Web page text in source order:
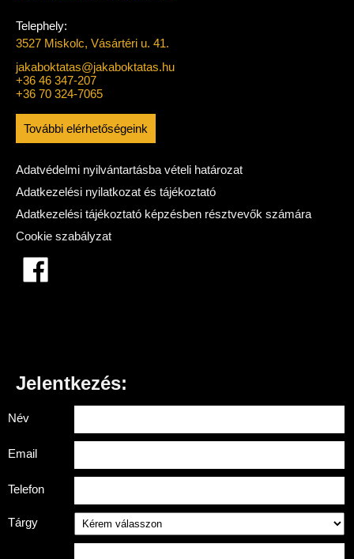
Telephely:
3527 Miskolc, Vásártéri u. 41.
jakaboktatas@jakaboktatas.hu
+36 46 347-207
+36 70 324-7065
További elérhetőségeink
Adatvédelmi nyilvántartásba vételi határozat
Adatkezelési nyilatkozat és tájékoztató
Adatkezelési tájékoztató képzésben résztvevők számára
Cookie szabályzat
Jelentkezés:
Név
Email
Telefon
Tárgy